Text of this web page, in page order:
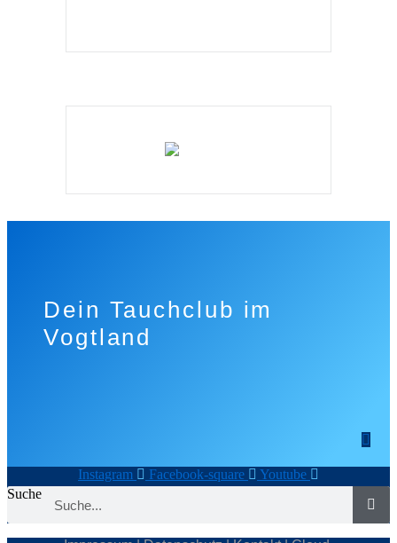
Dein Tauchclub im
Vogtland
Instagram Facebook-square
Youtube
Suche